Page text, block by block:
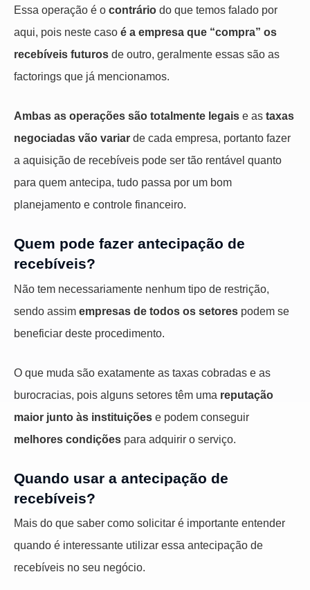
Essa operação é o contrário do que temos falado por
aqui, pois neste caso é a empresa que “compra” os
recebíveis futuros de outro, geralmente essas são as
factorings que já mencionamos.
Ambas as operações são totalmente legais e as taxas
negociadas vão variar de cada empresa, portanto fazer
a aquisição de recebíveis pode ser tão rentável quanto
para quem antecipa, tudo passa por um bom
planejamento e controle financeiro.
Quem pode fazer antecipação de
recebíveis?
Não tem necessariamente nenhum tipo de restrição,
sendo assim empresas de todos os setores podem se
beneficiar deste procedimento.
O que muda são exatamente as taxas cobradas e as
burocracias, pois alguns setores têm uma reputação
maior junto às instituições e podem conseguir
melhores condições para adquirir o serviço.
Quando usar a antecipação de
recebíveis?
Mais do que saber como solicitar é importante entender
quando é interessante utilizar essa antecipação de
recebíveis no seu negócio.